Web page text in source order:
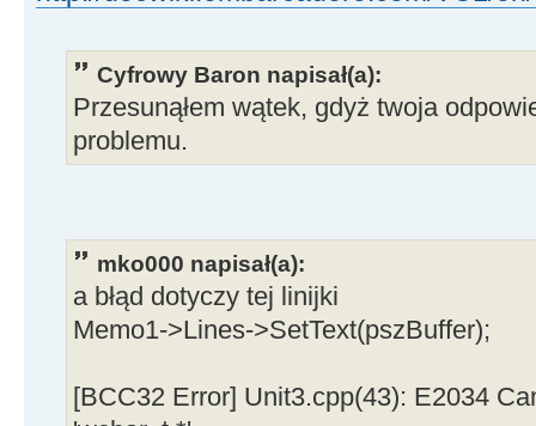
Cyfrowy Baron napisał(a):
Przesunąłem wątek, gdyż twoja
problemu.
mko000 napisał(a):
a błąd dotyczy tej linijki
Memo1->Lines->SetText(pszBuffer);
[BCC32 Error] Unit3.cpp(43): E2034